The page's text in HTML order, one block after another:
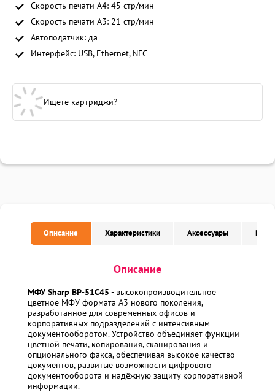
Скорость печати A4: 45 стр/мин
Скорость печати A3: 21 стр/мин
Автоподатчик: да
Интерфейс: USB, Ethernet, NFC
Ищете картриджи?
Описание Характеристики Аксессуары
Описание
МФУ Sharp BP-51C45 - высокопроизводительное
цветное МФУ формата A3 нового поколения,
разработанное для современных офисов и
корпоративных подразделений с интенсивным
документооборотом. Устройство объединяет функции
цветной печати, копирования, сканирования и
опционального факса, обеспечивая высокое качество
документов, развитые возможности цифрового
документооборота и надёжную защиту корпоративной
информации.